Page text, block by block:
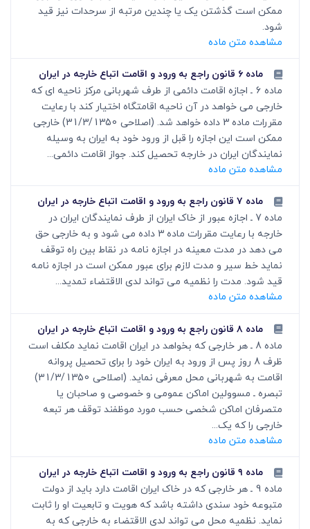
ممکن است گذشتن یک یا چندین مرتبه از سرحدات نیز قید
شود.
مشاهده متن ماده
ماده ۶ قانون راجع به ورود و اقامت اتباع خارجه در ایران
ماده 6 ـ اجازه اقامت دائمی از طرف شهربانی مرکز ناحیه ای که
خارجی می خواهد در آن ناحیه اقامتگاه اختیار کند با رعایت
مقررات ماده 3 داده خواهد شد. (اصلاحی 31/3/1350) خارجی
ممکن است این اجازه را قبل از ورود خود به ایران به وسیله
نمایندگان ایران در خارجه تحصیل کند. جواز اقامت دائمی...
مشاهده متن ماده
ماده ۷ قانون راجع به ورود و اقامت اتباع خارجه در ایران
ماده 7 ـ اجازه عبور از خاک ایران از طرف نمایندگان ایران در
خارجه با رعایت مقررات ماده 3 داده می شود و به خارجی حق
می دهد در مدت معینه در اجازه نامه در نقاط بین راه توقف
نماید خط سیر و مدت لازم برای عبور ممکن است در اجازه نامه
قید شود. مدت را نظمیه می تواند لدی الاقتضاء تمدید...
مشاهده متن ماده
ماده ۸ قانون راجع به ورود و اقامت اتباع خارجه در ایران
ماده 8 ـ هر خارجی که بخواهد در ایران اقامت نماید مکلف است
ظرف 8 روز پس از ورود به ایران خود را برای تحصیل پروانه
اقامت به شهربانی محل معرفی نماید. (اصلاحی 31/3/1350)
تبصره ـ مسوولین اماکن عمومی و خصوصی و صاحبان یا
متصرفان اماکن شخصی حسب مورد موظفند توقف هر تبعه
خارجی را که یک...
مشاهده متن ماده
ماده ۹ قانون راجع به ورود و اقامت اتباع خارجه در ایران
ماده 9 ـ هر خارجی که در خاک ایران اقامت دارد باید از دولت
متبوعه خود سندی داشته باشد که هویت و تابعیت او را ثابت
نماید. نظمیه محل می تواند لدی الاقتضاء به خارجی که به